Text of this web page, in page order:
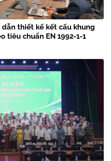
thiết kế kết cấu khung
tiêu chuẩn EN 1992-1-1